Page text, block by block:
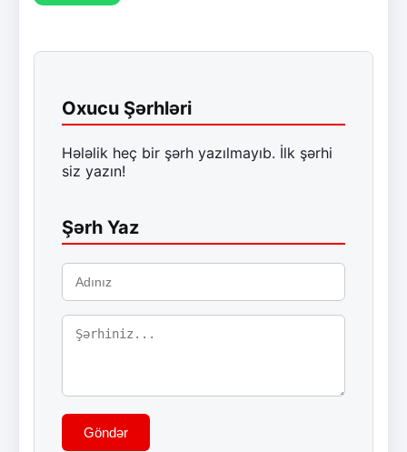
Oxucu Şərhləri
Hələlik heç bir şərh yazılmayıb. İlk şərhi
siz yazın!
Şərh Yaz
Göndər